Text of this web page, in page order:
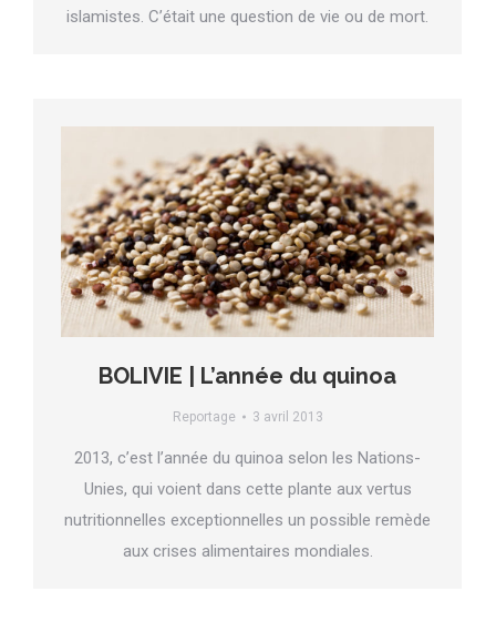
islamistes. C’était une question de vie ou de mort.
BOLIVIE | L’année du quinoa
Reportage 3 avril 2013
2013, c’est l’année du quinoa selon les Nations-
Unies, qui voient dans cette plante aux vertus
nutritionnelles exceptionnelles un possible remède
aux crises alimentaires mondiales.